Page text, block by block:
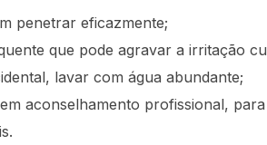
penetrar eficazmente;
que pode agravar a irritação
lavar com água abundante;
aconselhamento profissional,